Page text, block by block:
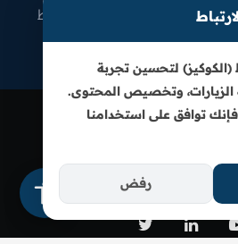
(الكوكيز) لتحسين تجربة
وتخصيص المحتوى.
توافق على استخدامنا
رفض
الاستخدام
سياسة ملفات الارتباط
الأكاديمية
ومركز الكفيل لتقنية المعلومات